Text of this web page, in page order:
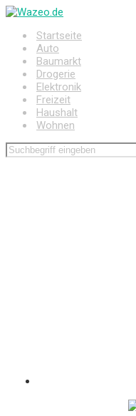
Zum
springenStartseite
Auto
Baumarkt
Drogerie
Elektronik
Freizeit
Haushalt
Wohnen